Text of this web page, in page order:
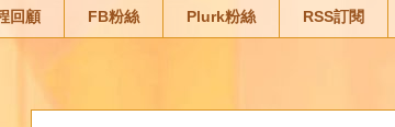
回顧 FB粉絲 Plurk粉絲 RSS訂閱